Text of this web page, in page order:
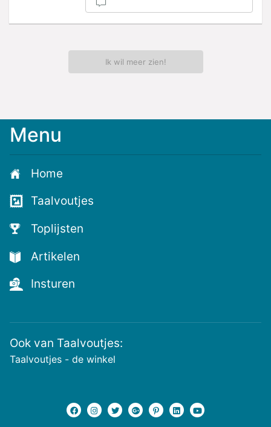
Ik wil meer zien!
Meld
voor
de
nieuwste
voutjes
en
de
voutste
nieuwtjes!
Menu
Home
Taalvoutjes
Toplijsten
Artikelen
Insturen
Ook van Taalvoutjes:
Taalvoutjes - de winkel